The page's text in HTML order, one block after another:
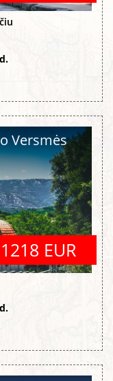
Versmės
1218 EUR